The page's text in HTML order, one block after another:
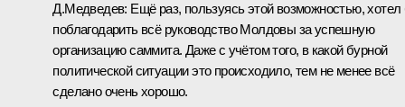
Д.Медведев: Ещё раз, пользуясь этой возможностью,
поблагодарить всё руководство Молдовы за успешную
организацию саммита. Даже с учётом того, в какой бурной
политической ситуации это происходило, тем не менее всё
сделано очень хорошо.